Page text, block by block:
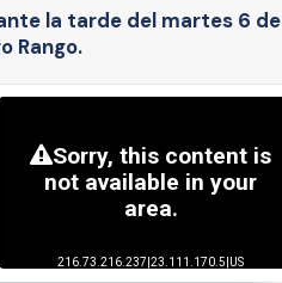
la tarde del martes 6 de
Rango.